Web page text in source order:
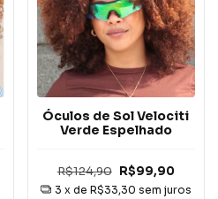
Óculos de Sol Velociti
Verde Espelhado
R$124,90 R$99,90
3 x de R$33,30 sem juros